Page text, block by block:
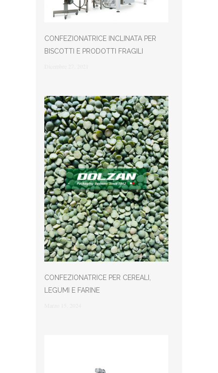
CONFEZIONATRICE INCLINATA PER
BISCOTTI E PRODOTTI FRAGILI
CONFEZIONATRICE PER CEREALI,
LEGUMI E FARINE